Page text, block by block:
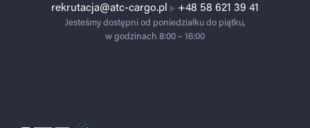
rekrutacja@atc-cargo.pl +48 58 621 39 41
Jesteśmy dostępni od poniedziałku do piątku,
w godzinach 8:00 – 16:00